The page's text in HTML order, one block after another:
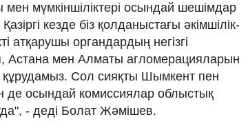
мен мүмкіншіліктері осындай шешімдар
кезде біз қолданыстағы әкімшілік-
атқарушы органдардың негізгі
Астана мен Алматы агломерацияларын
құрудамыз. Сол сияқты Шымкент пен
де осындай комиссиялар облыстық
- деді Болат Жәмішев.